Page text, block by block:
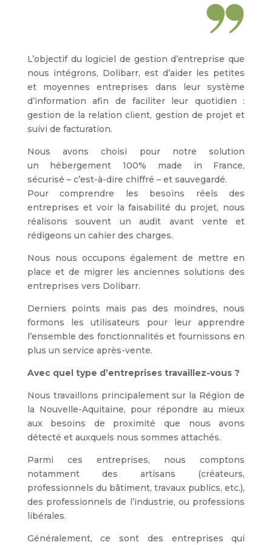
L’objectif du logiciel de gestion d’entreprise que
nous intégrons, Dolibarr, est d’aider les petites
et moyennes entreprises dans leur système
d’information afin de faciliter leur quotidien :
gestion de la relation client, gestion de projet et
suivi de facturation.
Nous avons choisi pour notre solution
un
hébergement 100% made in France,
sécurisé – c’est-à-dire chiffré – et sauvegardé.
Pour comprendre les besoins réels des
entreprises et voir la faisabilité du projet, nous
réalisons souvent un audit avant vente et
rédigeons un cahier des charges.
Nous nous occupons également de mettre en
place et de migrer les anciennes solutions des
entreprises vers Dolibarr.
Derniers points mais pas des moindres, nous
formons les utilisateurs pour leur apprendre
l’ensemble des fonctionnalités et fournissons en
plus un service après-vente.
Avec quel type d’entreprises travaillez-vous ?
Nous travaillons principalement sur la Région de
la Nouvelle-Aquitaine, pour répondre au mieux
aux besoins de proximité que nous avons
détecté et auxquels nous sommes attachés.
Parmi ces entreprises, nous comptons
notamment des artisans (créateurs,
professionnels du bâtiment, travaux publics, etc.),
des professionnels de l’industrie, ou professions
libérales.
Généralement, ce sont des entreprises qui